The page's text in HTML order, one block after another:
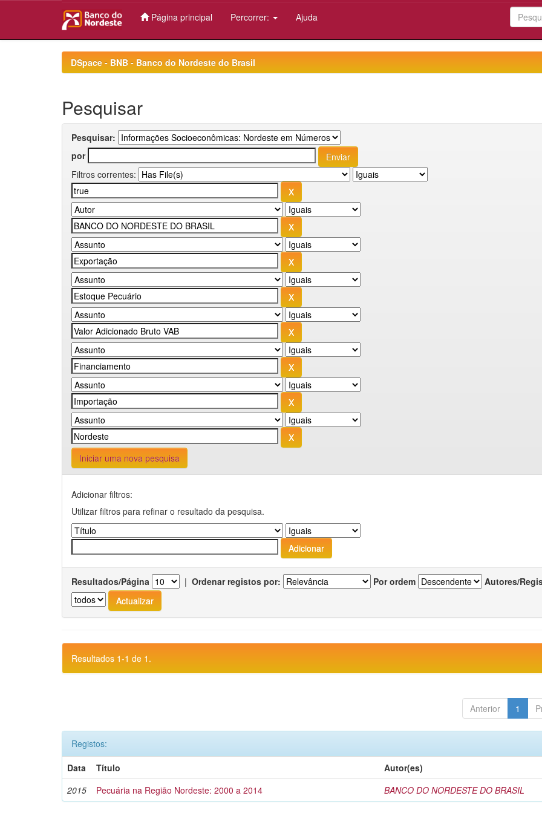
Página principal Percorrer: Ajuda
DSpace - BNB - Banco do Nordeste do Brasil
Pesquisar
Pesquisar:
por
Filtros correntes:
Iniciar uma nova pesquisa
Adicionar filtros:
Utilizar filtros para refinar o resultado da pesquisa.
Resultados/Página | Ordenar registos por: Por ordem Autores/
Resultados 1-1 de 1.
Anterior 1
Registos:
Data
Título
Autor(es)
2015
Pecuária na Região Nordeste: 2000 a 2014 BANCO DO NORDESTE DO BRASIL